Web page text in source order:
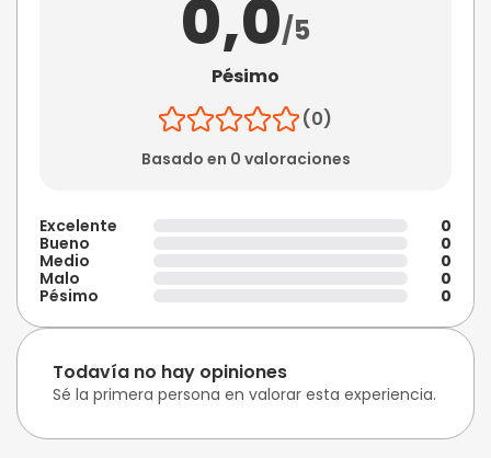
0,0/5
Pésimo
(0)
Basado en 0 valoraciones
Excelente
0
Bueno
0
Medio
0
Malo
0
Pésimo
0
Todavía no hay opiniones
Sé la primera persona en valorar esta experiencia.